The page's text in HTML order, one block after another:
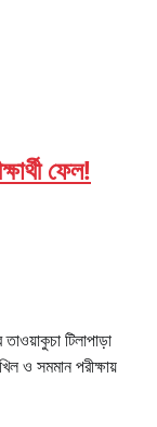
ফেল!
টিলাপাড়া
ও সমমান পরীক্ষায়